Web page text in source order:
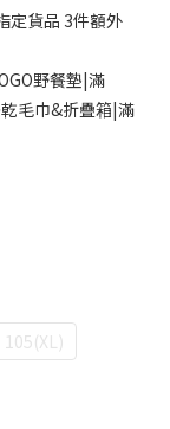
定貨品 3件額外
野餐墊|滿
毛巾&折疊箱|滿
105(XL)